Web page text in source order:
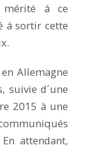
mérité á ce
á sortir cette
Allemagne
suivie d´une
2015 à une
attendant,